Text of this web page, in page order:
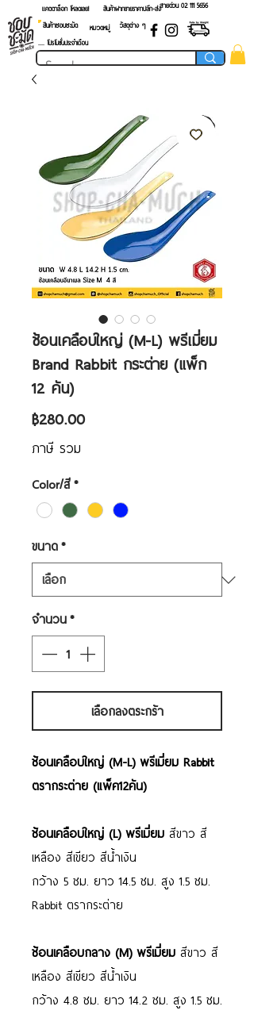
แคตตาล็อก โหลดเลย! สายด่วน 02 ​111 5656
สินค้าฝากขายราคาปลีก-ส่ง
สินค้าชอบชะมัด
หมวดหมู่
วัสดุต่าง ๆ
.... โปรโมชั่นประจำเดือน
ช้อนเคลือบใหญ่ (M-L) พรีเมี่ยม
Brand Rabbit กระต่าย (แพ็ก
12 คัน)
฿280.00ราคา
ภาษี รวม
Color/สี*
ขนาด*
จำนวน*
เลือกลงตระกร้า
ช้อนเคลือบใหญ่ (M-L) พรีเมี่ยม Rabbit
ตรากระต่าย (แพ็ค12คัน)
ช้อนเคลือบใหญ่ (L) พรีเมี่ยม สีขาว สี
เหลือง สีเขียว สีน้ำเงิน
กว้าง 5 ซม. ยาว14.5 ซม. สูง1.5 ซม.
Rabbit ตรากระต่าย
ช้อนเคลือบกลาง (M) พรีเมี่ยม สีขาว สี
เหลือง สีเขียว สีน้ำเงิน
กว้าง 4.8 ซม. ยาว 14.2 ซม. สูง 1.5 ซม.